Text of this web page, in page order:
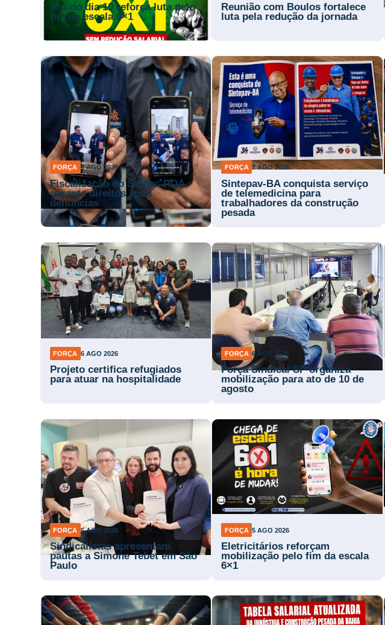
Ato do dia 10 reforça luta pelo
fim da escala 6×1
Reunião com Boulos fortalece
luta pela redução da jornada
FORÇA 7 AGO 2026
Fiscalização do Sindec-POA
garante direitos após
denúncias
FORÇA 7 AGO 2026
Sintepav-BA conquista serviço
de telemedicina para
trabalhadores da construção
pesada
FORÇA 6 AGO 2026
Projeto certifica refugiados
para atuar na hospitalidade
FORÇA 6 AGO 2026
Força Sindical SP organiza
mobilização para ato de 10 de
agosto
FORÇA 5 AGO 2026
Sindicalistas apresentam
pautas a Simone Tebet em São
Paulo
FORÇA 5 AGO 2026
Eletricitários reforçam
mobilização pelo fim da escala
6×1